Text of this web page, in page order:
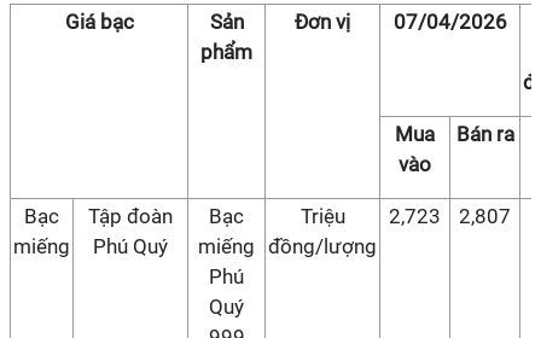
Giá bạc
Sản
phẩm
Đơn vị 07/04/2026
Mua
vào
Bán ra
Bạc
miếng
Tập đoàn
Phú Quý
Bạc
miếng
Phú
Quý
Triệu
đồng/lượng
2,723 2,807